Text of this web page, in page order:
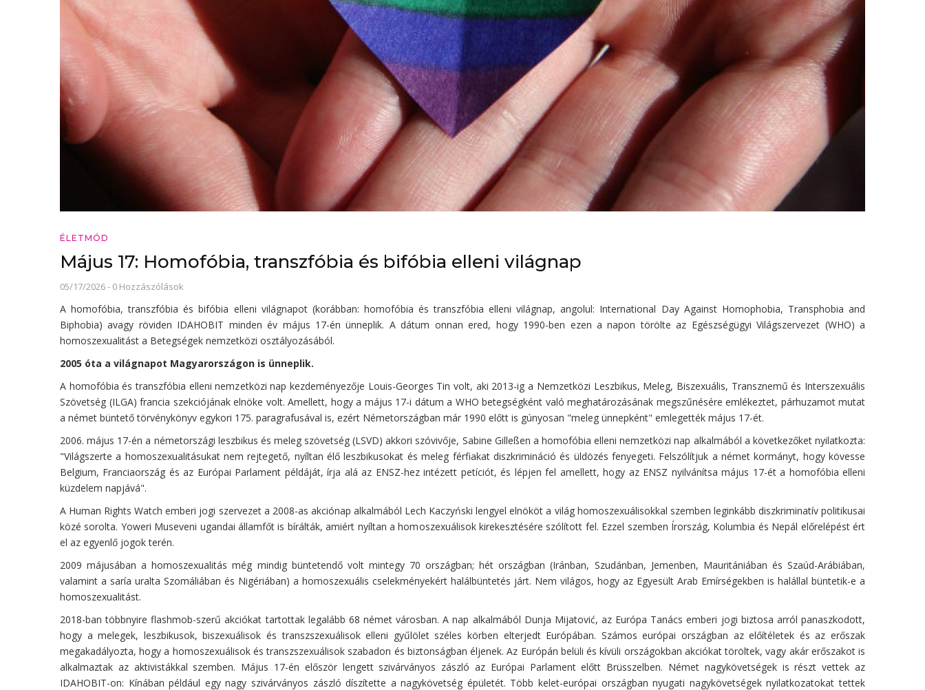
ÉLETMÓD
Május 17: Homofóbia, transzfóbia és bifóbia elleni világnap
05/17/2026- 0 Hozzászólások
A homofóbia, transzfóbia és bifóbia elleni világnapot (korábban: homofóbia és transzfóbia elleni világnap, angolul: International Day Against Homophobia, Transphobia and
Biphobia) avagy röviden IDAHOBIT minden év május 17-én ünneplik. A dátum onnan ered, hogy 1990-ben ezen a napon törölte az Egészségügyi Világszervezet (WHO) a
homoszexualitást a Betegségek nemzetközi osztályozásából.
2005 óta a világnapot Magyarországon is ünneplik.
A homofóbia és transzfóbia elleni nemzetközi nap kezdeményezője Louis-Georges Tin volt, aki 2013-ig a Nemzetközi Leszbikus, Meleg, Biszexuális, Transznemű és Interszexuális
Szövetség (ILGA) francia szekciójának elnöke volt. Amellett, hogy a május 17-i dátum a WHO betegségként való meghatározásának megszűnésére emlékeztet, párhuzamot mutat
a német büntető törvénykönyv egykori 175. paragrafusával is, ezért Németországban már 1990 előtt is gúnyosan "meleg ünnepként" emlegették május 17-ét.
2006. május 17-én a németországi leszbikus és meleg szövetség (LSVD) akkori szóvivője, Sabine Gilleßen a homofóbia elleni nemzetközi nap alkalmából a következőket nyilatkozta:
"Világszerte a homoszexualitásukat nem rejtegető, nyíltan élő leszbikusokat és meleg férfiakat diszkrimináció és üldözés fenyegeti. Felszólítjuk a német kormányt, hogy kövesse
Belgium, Franciaország és az Európai Parlament példáját, írja alá az ENSZ-hez intézett petíciót, és lépjen fel amellett, hogy az ENSZ nyilvánítsa május 17-ét a homofóbia elleni
küzdelem napjává".
A Human Rights Watch emberi jogi szervezet a 2008-as akciónap alkalmából Lech Kaczyński lengyel elnököt a világ homoszexuálisokkal szemben leginkább diszkriminatív politikusai
közé sorolta. Yoweri Museveni ugandai államfőt is bírálták, amiért nyíltan a homoszexuálisok kirekesztésére szólított fel. Ezzel szemben Írország, Kolumbia és Nepál előrelépést ért
el az egyenlő jogok terén.
2009 májusában a homoszexualitás még mindig büntetendő volt mintegy 70 országban; hét országban (Iránban, Szudánban, Jemenben, Mauritániában és Szaúd-Arábiában,
valamint a saría uralta Szomáliában és Nigériában) a homoszexuális cselekményekért halálbüntetés járt. Nem világos, hogy az Egyesült Arab Emírségekben is halállal büntetik-e a
homoszexualitást.
2018-ban többnyire flashmob-szerű akciókat tartottak legalább 68 német városban. A nap alkalmából Dunja Mijatović, az Európa Tanács emberi jogi biztosa arról panaszkodott,
hogy a melegek, leszbikusok, biszexuálisok és transzszexuálisok elleni gyűlölet széles körben elterjedt Európában. Számos európai országban az előítéletek és az erőszak
megakadályozta, hogy a homoszexuálisok és transzszexuálisok szabadon és biztonságban éljenek. Az Európán belüli és kívüli országokban akciókat töröltek, vagy akár erőszakot is
alkalmaztak az aktivistákkal szemben. Május 17-én először lengett szivárványos zászló az Európai Parlament előtt Brüsszelben. Német nagykövetségek is részt vettek az
IDAHOBIT-on: Kínában például egy nagy szivárványos zászló díszítette a nagykövetség épületét. Több kelet-európai országban nyugati nagykövetségek nyilatkozatokat tettek